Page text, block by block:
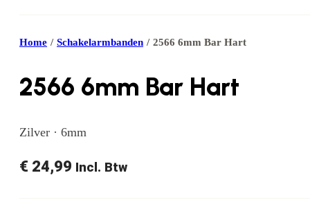
Home / Schakelarmbanden / 2566 6mm Bar Hart
2566 6mm Bar Hart
Zilver · 6mm
€ 24,99 Incl. Btw